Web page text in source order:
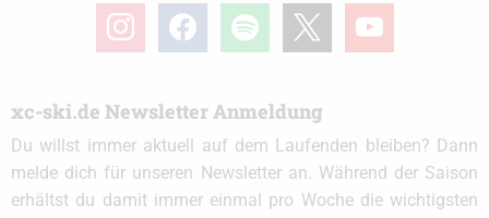
instagramfacebook spotify youtube
xc-ski.de Newsletter Anmeldung
Du willst immer aktuell auf dem Laufenden bleiben? Dann
melde dich für unseren Newsletter an. Während der Saison
erhältst du damit immer einmal pro Woche die wichtigsten